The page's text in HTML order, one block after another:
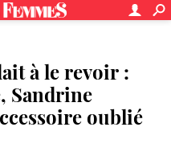
à le revoir :
Sandrine
oublié